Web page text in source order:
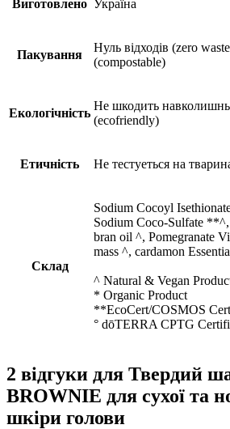
Виготовлено Україна
Пакування
Нуль відходів (zero
(compostable)
Екологічність
Не шкодить
(ecofriendly)
Етичність Не тестуеться на
Склад
Sodium Cocoyl
Sodium Coco-Sulfate
bran oil ^, Pomegranate
mass ^, cardamon
^ Natural & Vegan
* Organic Product
**EcoCert/COSMOS
° dōTERRA CPTG
2 відгуки для Твердий
BROWNIE для сухої та
шкіри голови